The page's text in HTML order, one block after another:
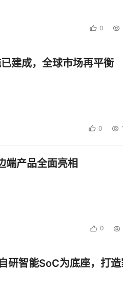
0
建成，全球市场再平衡
0
端产品全面亮相
0
研智能SoC为底座，打